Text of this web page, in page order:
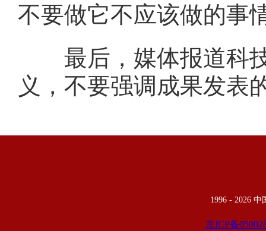
不要做它不应该做的事
最后，媒体报道科技
义，不要强调成果发表
1996 - 2026 中
京ICP备